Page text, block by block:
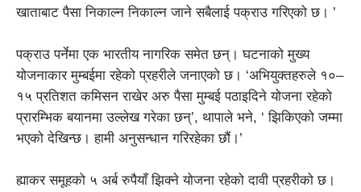
खाताबाट पैसा निकाल्न निकाल्न जाने सबैलाई पक्राउ गरिएको छ। ’
पक्राउ पर्नेमा एक भारतीय नागरिक समेत छन्। घटनाको मुख्य
योजनाकार मुम्बईमा रहेको प्रहरीले जनाएको छ। ‘अभियुक्तहरुले १०–
१५ प्रतिशत कमिसन राखेर अरु पैसा मुम्बई पठाइदिने योजना रहेको
प्रारम्भिक बयानमा उल्लेख गरेका छन्’, थापाले भने, ‘ झिकिएको जम्मा
भएको देखिन्छ। हामी अनुसन्धान गरिरहेका छौं।’
ह्याकर समूहको ५ अर्ब रुपैयाँ झिक्ने योजना रहेको दावी प्रहरीको छ।